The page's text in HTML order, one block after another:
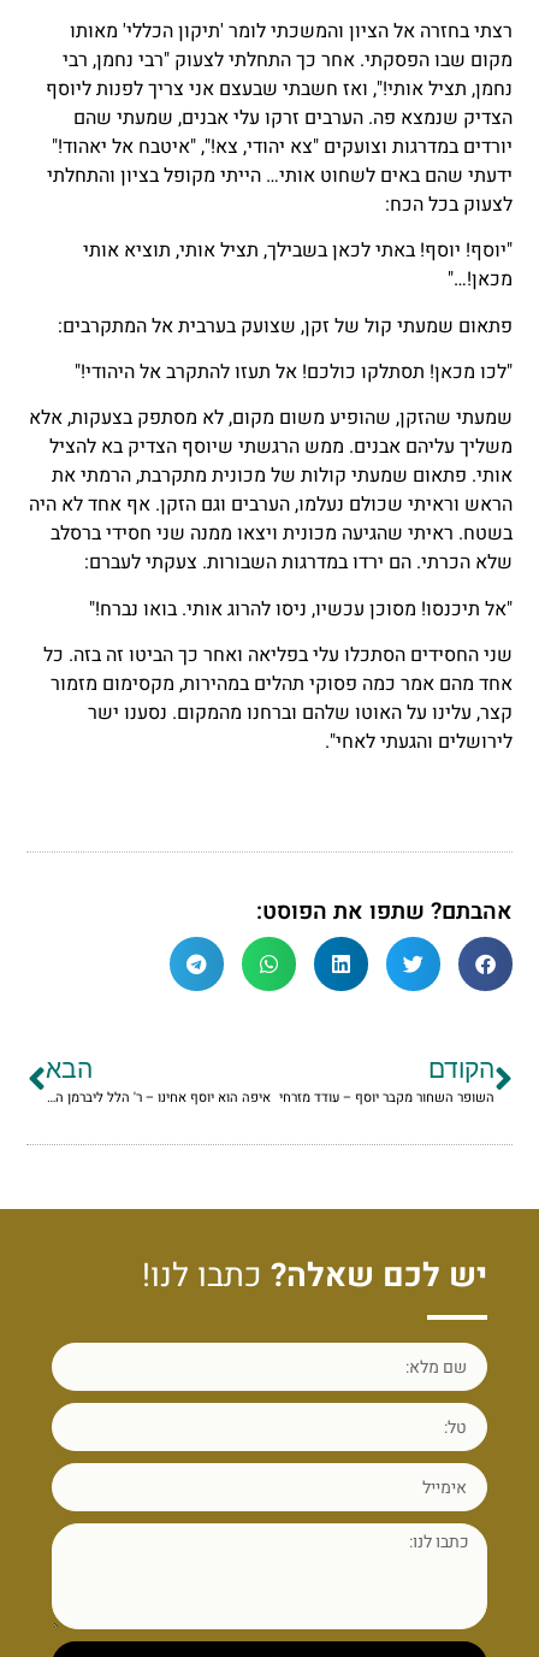
רצתי בחזרה אל הציון והמשכתי לומר 'תיקון הכללי' מאותו
מקום שבו הפסקתי. אחר כך התחלתי לצעוק "רבי נחמן, רבי
נחמן, תציל אותי!", ואז חשבתי שבעצם אני צריך לפנות ליוסף
הצדיק שנמצא פה. הערבים זרקו עלי אבנים, שמעתי שהם
יורדים במדרגות וצועקים "צא יהודי, צא!", "איטבח אל יאהוד!"
ידעתי שהם באים לשחוט אותי… הייתי מקופל בציון והתחלתי
לצעוק בכל הכח:
"יוסף! יוסף! באתי לכאן בשבילך, תציל אותי, תוציא אותי
מכאן!…"
פתאום שמעתי קול של זקן, שצועק בערבית אל המתקרבים:
"לכו מכאן! תסתלקו כולכם! אל תעזו להתקרב אל היהודי!"
שמעתי שהזקן, שהופיע משום מקום, לא מסתפק בצעקות, אלא
משליך עליהם אבנים. ממש הרגשתי שיוסף הצדיק בא להציל
אותי. פתאום שמעתי קולות של מכונית מתקרבת, הרמתי את
הראש וראיתי שכולם נעלמו, הערבים וגם הזקן. אף אחד לא היה
בשטח. ראיתי שהגיעה מכונית ויצאו ממנה שני חסידי ברסלב
שלא הכרתי. הם ירדו במדרגות השבורות. צעקתי לעברם:
"אל תיכנסו! מסוכן עכשיו, ניסו להרוג אותי. בואו נברח!"
שני החסידים הסתכלו עלי בפליאה ואחר כך הביטו זה בזה. כל
אחד מהם אמר כמה פסוקי תהלים במהירות, מקסימום מזמור
קצר, עלינו על האוטו שלהם וברחנו מהמקום. נסענו ישר
לירושלים והגעתי לאחי".
אהבתם? שתפו את הפוסט:
הקודם
השופר השחור מקבר יוסף – עודד מזרחי
הבא
איפה הוא יוסף אחינו – ר' הלל ליברמן הי"ד
יש לכם שאלה? כתבו לנו!